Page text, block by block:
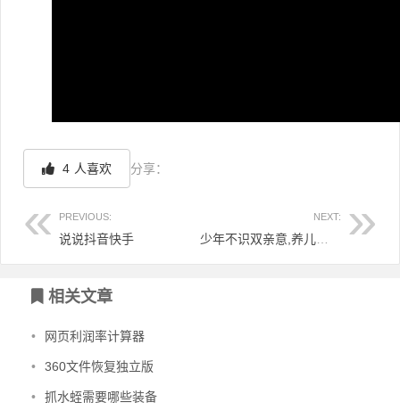
4 人喜欢 分享：
PREVIOUS:
说说抖音快手
NEXT:
少年不识双亲意,养儿方知父母恩
文章导航
相关文章
• 网页利润率计算器
• 360文件恢复独立版
• 抓水蛭需要哪些装备